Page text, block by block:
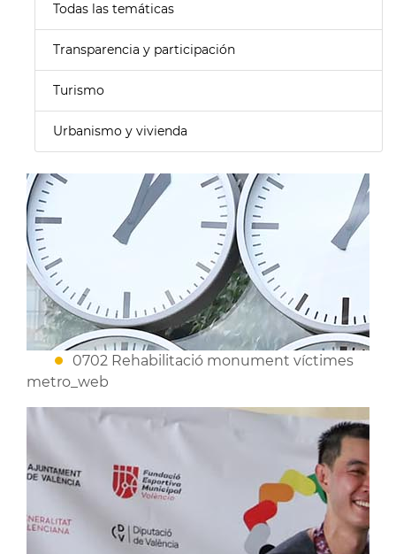
Todas las temáticas
Transparencia y participación
Turismo
Urbanismo y vivienda
0702 Rehabilitació monument víctimes
metro_web